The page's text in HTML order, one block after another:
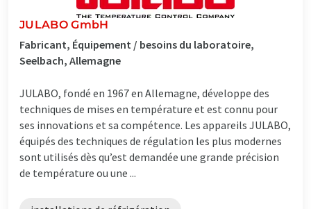
JULABO GmbH
Fabricant, Équipement / besoins du laboratoire,
Seelbach, Allemagne
JULABO, fondé en 1967 en Allemagne, développe des
techniques de mises en température et est connu pour
ses innovations et sa compétence. Les appareils JULABO,
équipés des techniques de régulation les plus modernes
sont utilisés dès qu’est demandée une grande précision
de température ou une ...